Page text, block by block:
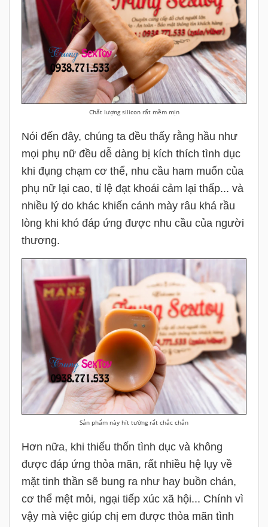
Chất lượng silicon rất mềm mịn
Nói đến đây, chúng ta đều thấy rằng hầu như
mọi phụ nữ đều dễ dàng bị kích thích tình dục
khi đụng chạm cơ thể, nhu cầu ham muốn của
phụ nữ lại cao, tỉ lệ đạt khoái cảm lại thấp... và
nhiều lý do khác khiến cánh mày râu khá rầu
lòng khi khó đáp ứng được nhu cầu của người
thương.
Sản phẩm này hít tường rất chắc chắn
Hơn nữa, khi thiếu thốn tình dục và không
được đáp ứng thỏa mãn, rất nhiều hệ lụy về
mặt tinh thần sẽ bung ra như hay buồn chán,
cơ thể mệt mỏi, ngại tiếp xúc xã hội... Chính vì
vậy mà việc giúp chị em được thỏa mãn tình